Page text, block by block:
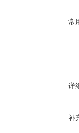
常
详
补